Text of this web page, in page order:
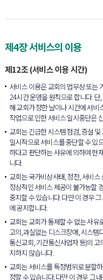
제4장 서비스의 이용
제12조 (서비스 이용 시간)
서비스 이용은 교회의 업무상 또는
24시간 운영을 원칙으로 합니다.
해 교회가 정한 날이나 시간에 서비
작업으로 인한 서비스 일시중단은
교회는 긴급한 시스템 점검, 증설
일시적으로 서비스를 중단할 수 있
하다고 판단하는 사유에 의하여 현
니다.
교회는 국가비상사태, 정전, 서비
정상적인 서비스 제공이 불가능할
중지할 수 있습니다. 다만 이 경우
에 공지합니다.
교회는 교회가 통제할 수 없는 사
고의,과실없는 디스크장애, 시스템
통신교회, 기간통신사업자 등)의
지하지 않습니다.
교회는 서비스를 특정범위로 분할
정할 수 있습니다. 다만 이 경우 그